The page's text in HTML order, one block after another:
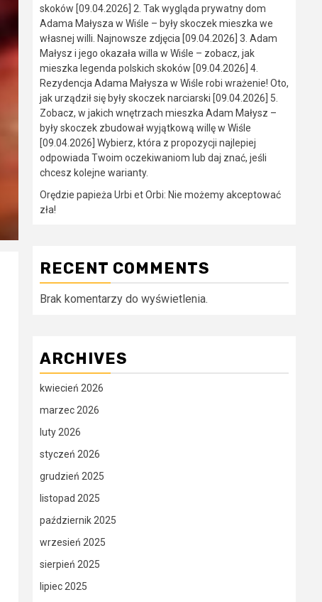
skoków [09.04.2026] 2. Tak wygląda prywatny dom
Adama Małysza w Wiśle – były skoczek mieszka we
własnej willi. Najnowsze zdjęcia [09.04.2026] 3. Adam
Małysz i jego okazała willa w Wiśle – zobacz, jak
mieszka legenda polskich skoków [09.04.2026] 4.
Rezydencja Adama Małysza w Wiśle robi wrażenie! Oto,
jak urządził się były skoczek narciarski [09.04.2026] 5.
Zobacz, w jakich wnętrzach mieszka Adam Małysz –
były skoczek zbudował wyjątkową willę w Wiśle
[09.04.2026] Wybierz, która z propozycji najlepiej
odpowiada Twoim oczekiwaniom lub daj znać, jeśli
chcesz kolejne warianty.
Orędzie papieża Urbi et Orbi: Nie możemy akceptować
zła!
RECENT COMMENTS
Brak komentarzy do wyświetlenia.
ARCHIVES
kwiecień 2026
marzec 2026
luty 2026
styczeń 2026
grudzień 2025
listopad 2025
październik 2025
wrzesień 2025
sierpień 2025
lipiec 2025